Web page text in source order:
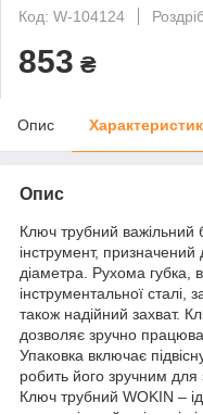
Код: W-104124
853 ₴
Опис
Опис
Ключ трубний важільний
інструмент,
діаметра. Рухома губка,
інструментальної сталі,
також надійний захват.
дозволяє зручно
Упаковка включає
робить його зручним для
Ключ трубний WOKIN –